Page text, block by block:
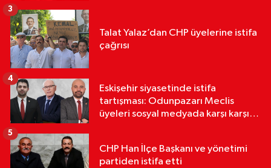
Talat Yalaz’dan CHP üyelerine istifa
çağrısı
3
Eskişehir siyasetinde istifa
tartışması: Odunpazarı Meclis
üyeleri sosyal medyada karşı karşıya
4
CHP Han İlçe Başkanı ve yönetimi
partiden istifa etti
5